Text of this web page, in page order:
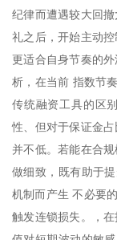
纪律而遭遇较大回撤
礼之后，开始主动
更适合自身节奏的
析，在当前 指数节
传统融资工具的区
性、但对于保证金
并不低。若能在合
做细致，既有助于
机制而产生 不必要
触发连锁损失。，